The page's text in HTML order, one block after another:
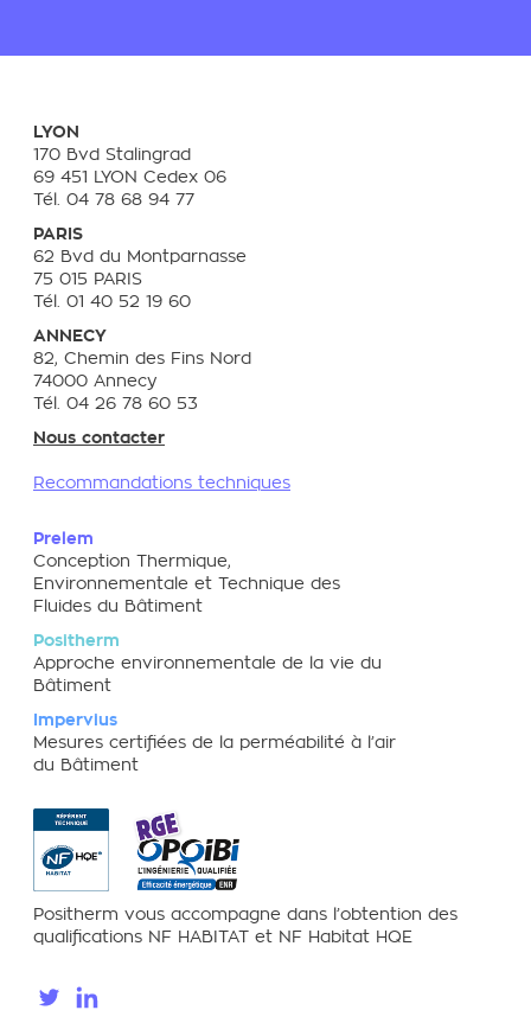
LYON
170 Bvd Stalingrad
69 451 LYON Cedex 06
Tél. 04 78 68 94 77
PARIS
62 Bvd du Montparnasse
75 015 PARIS
Tél. 01 40 52 19 60
ANNECY
82, Chemin des Fins Nord
74000 Annecy
Tél. 04 26 78 60 53
Nous contacter
Recommandations techniques
Prelem
Conception Thermique,
Environnementale et Technique des
Fluides du Bâtiment
Positherm
Approche environnementale de la vie du
Bâtiment
Impervius
Mesures certifiées de la perméabilité à l’air
du Bâtiment
Positherm vous accompagne dans l’obtention des
qualifications NF HABITAT et NF Habitat HQE